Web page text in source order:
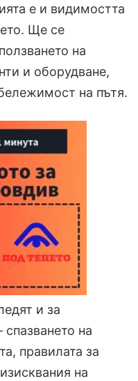
е и видимостта
Ще се
на
и оборудване,
на пътя.
и за
спазването на
правилата за
на